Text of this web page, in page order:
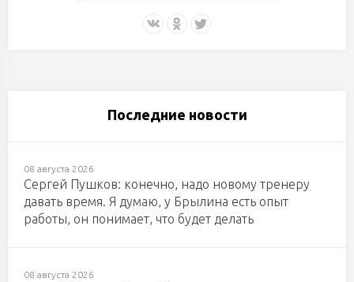
Последние новости
08 августа 2026
Сергей Пушков: конечно, надо новому тренеру
давать время. Я думаю, у Брылина есть опыт
работы, он понимает, что будет делать
08 августа 2026